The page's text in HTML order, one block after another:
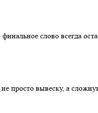
слово всегда
просто вывеску, а